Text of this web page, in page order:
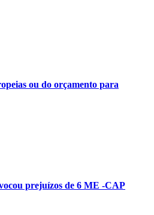
ou do orçamento para
prejuízos de 6 ME -CAP